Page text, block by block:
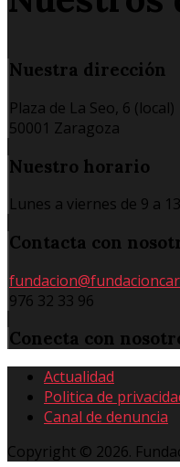
Nuestra dirección
Plaza de La Seo, 6 (local)
50001 Zaragoza
Nuestro horario
Lunes a viernes de 9 a
Contacta con
976 32 33 96
Conecta con
Actualidad
Politica de
Canal de denuncia
Copyright © 2026.